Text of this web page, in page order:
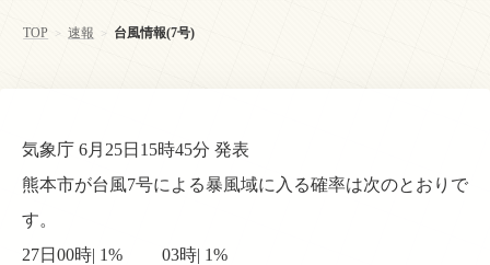
TOP > 速報 > 台風情報(7号)
気象庁 6月25日15時45分 発表
熊本市が台風7号による暴風域に入る確率は次のとおりで
す。
27日00時| 1% 03時| 1%